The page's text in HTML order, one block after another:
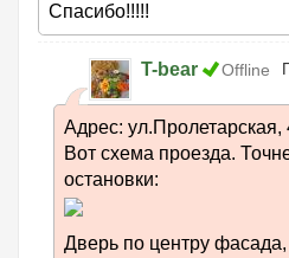
Спасибо!!!!!
T-bear Offline
Адрес: ул.Пролетарская,
Вот схема проезда.
остановки:
Дверь по центру